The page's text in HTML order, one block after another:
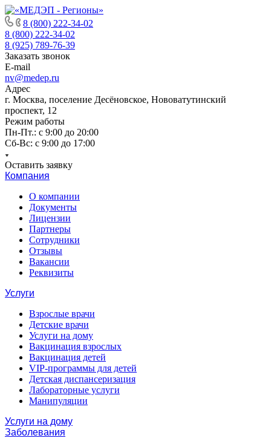
8 (800) 222-34-02
8 (800) 222-34-02
8 (925) 789-76-39
Заказать звонок
E-mail
nv@medep.ru
Адрес
г. Москва, поселение Десёновское, Нововатутинский
проспект, 12
Режим работы
Пн-Пт.: с 9:00 до 20:00
Cб-Вс: с 9:00 до 17:00
Оставить заявку
Компания
О компании
Документы
Лицензии
Партнеры
Сотрудники
Отзывы
Вакансии
Реквизиты
Услуги
Взрослые врачи
Детские врачи
Услуги на дому
Вакцинация взрослых
Вакцинация детей
VIP-программы для детей
Детская диспансеризация
Лабораторные услуги
Манипуляции
Услуги на дому
Заболевания